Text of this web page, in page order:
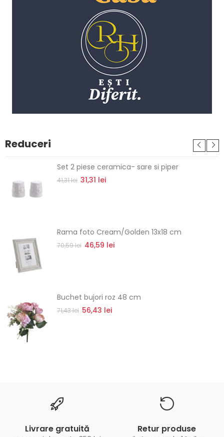
Reduceri
Set 2 piese ceramica- sare si piper
41,31 lei 31,31 lei
Rama foto Cream/Golden 13x18 cm
70,59 lei 46,59 lei
Buchet bujori roz 48 cm
71,43 lei 56,43 lei
Livrare gratuită Retur produse